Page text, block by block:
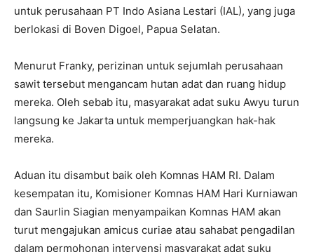
untuk perusahaan PT Indo Asiana Lestari (IAL), yang juga
berlokasi di Boven Digoel, Papua Selatan.
Menurut Franky, perizinan untuk sejumlah perusahaan
sawit tersebut mengancam hutan adat dan ruang hidup
mereka. Oleh sebab itu, masyarakat adat suku Awyu turun
langsung ke Jakarta untuk memperjuangkan hak-hak
mereka.
Aduan itu disambut baik oleh Komnas HAM RI. Dalam
kesempatan itu, Komisioner Komnas HAM Hari Kurniawan
dan Saurlin Siagian menyampaikan Komnas HAM akan
turut mengajukan amicus curiae atau sahabat pengadilan
dalam permohonan intervensi masyarakat adat suku